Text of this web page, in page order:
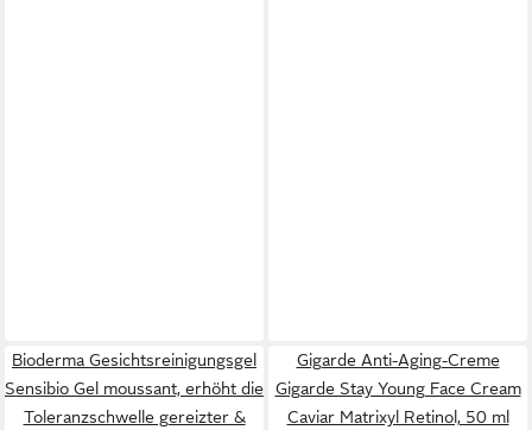
Bioderma Gesichtsreinigungsgel
Sensibio Gel moussant, erhöht die
Toleranzschwelle gereizter &
Gigarde Anti-Aging-Creme
Gigarde Stay Young Face Cream
Caviar Matrixyl Retinol, 50 ml